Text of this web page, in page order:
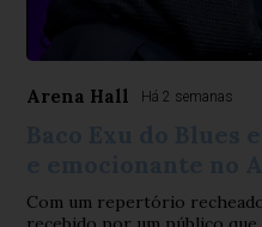
Arena Hall Há 2 semanas
Com um repertório